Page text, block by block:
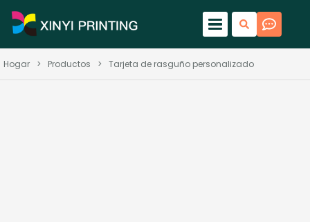
Hogar > Productos > Tarjeta de rasguño personalizado